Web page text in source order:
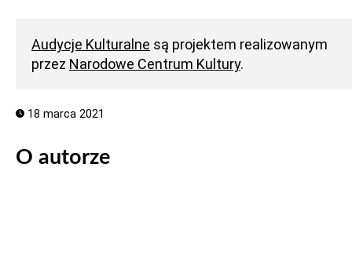
Audycje Kulturalne są projektem realizowanym
przez Narodowe Centrum Kultury.
18 marca 2021
O autorze